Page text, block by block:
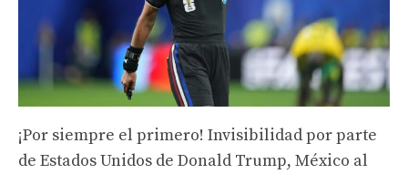
¡Por siempre el primero! Invisibilidad por parte
de Estados Unidos de Donald Trump, México al